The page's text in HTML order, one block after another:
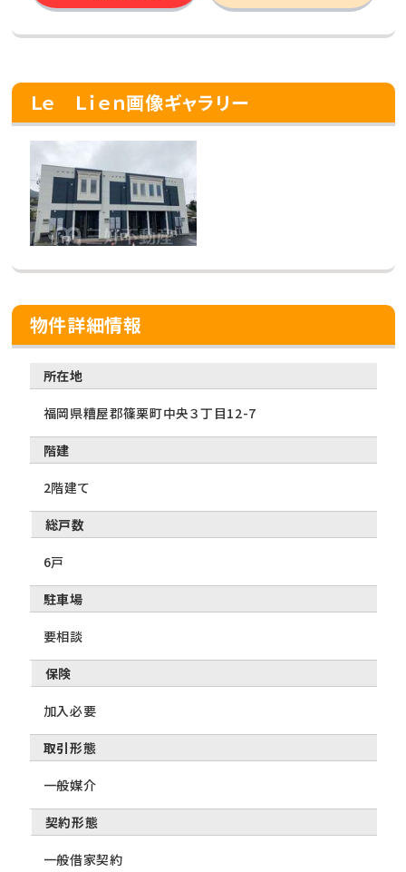
Ｌｅ Ｌｉｅｎ画像ギャラリー
物件詳細情報
所在地
福岡県糟屋郡篠栗町中央３丁目12-7
階建
2階建て
総戸数
6戸
駐車場
要相談
保険
加入必要
取引形態
一般媒介
契約形態
一般借家契約